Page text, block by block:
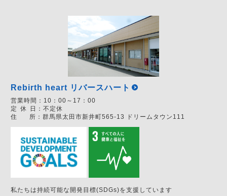
Rebirth heart リバースハート
営業時間： 10：00～17：00
定 休 日： 不定休
住
所： 群馬県太田市新井町565-13 ドリームタウン111
私たちは持続可能な開発目標(SDGs)を支援しています